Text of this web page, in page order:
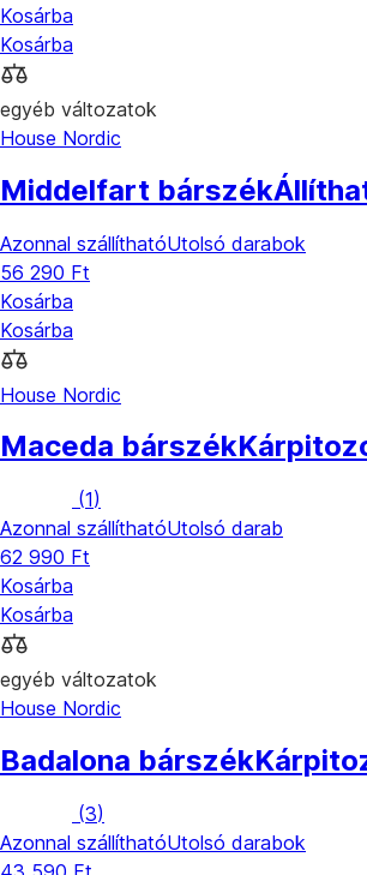
Kosárba
Kosárba
egyéb változatok
House Nordic
Middelfart bárszék
Azonnal szállíthatóUtolsó darabok
56 290 Ft
Kosárba
Kosárba
House Nordic
Maceda bárszék
(1)
Azonnal szállíthatóUtolsó darab
62 990 Ft
Kosárba
Kosárba
egyéb változatok
House Nordic
Badalona bárszék
(3)
Azonnal szállíthatóUtolsó darabok